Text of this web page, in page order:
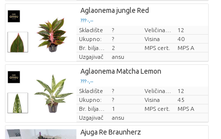
Aglaonema jungle Red
??? -,--
Cijena po komadu
Skladište ?
12
Ukupno:
? Visina
40
2 MPS cert.
MPS A
Uzgajivač
ansu
Aglaonema Matcha Lemon
??? -,--
Cijena po komadu
Skladište ?
12
Ukupno:
? Visina
45
1 MPS cert.
MPS A
Uzgajivač
ansu
Ajuga Re Braunherz